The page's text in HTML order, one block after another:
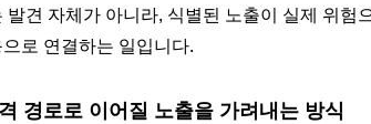
발견 자체가 아니라, 식별된 노출이 실제 위험
로 연결하는 일입니다.
경로로 이어질 노출을 가려내는 방식